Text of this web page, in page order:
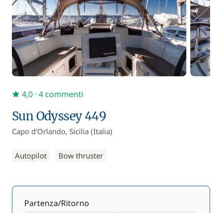
Sun Odyssey 449
Capo d'Orlando, Sicilia (Italia)
Autopilot Bow thruster
4,0 · 4 commenti
Partenza/Ritorno